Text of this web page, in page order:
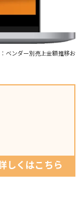
ベンダー別売上金額推移お
しくはこちら